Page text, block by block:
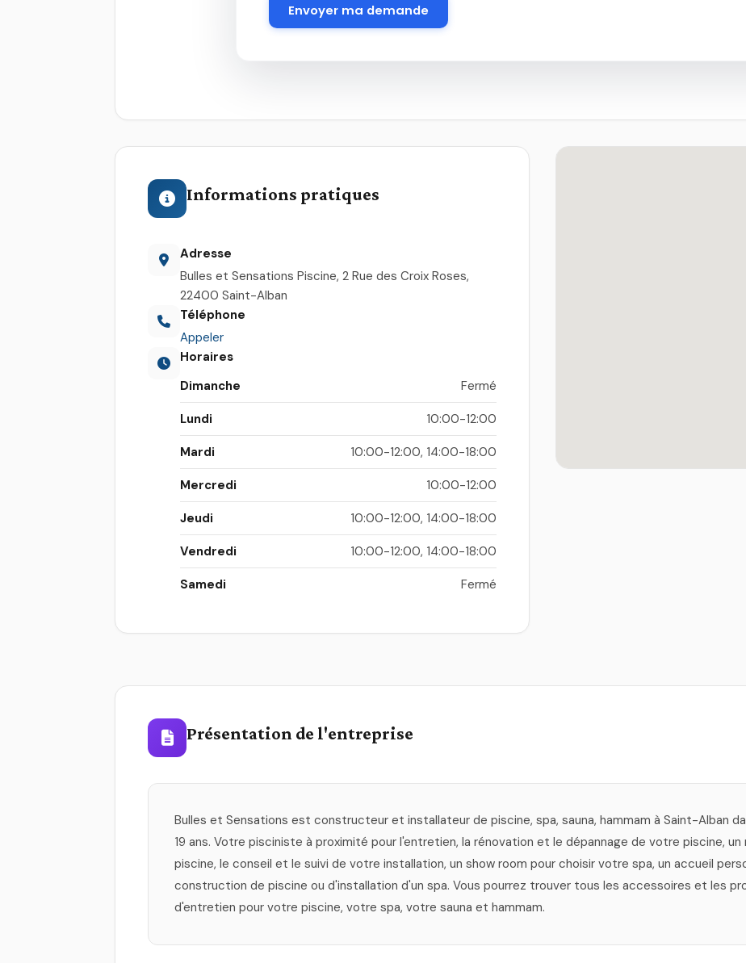
Envoyer ma demande
Informations pratiques
Adresse
Bulles et Sensations Piscine, 2 Rue des Croix Roses,
22400 Saint-Alban
Téléphone
Appeler
Horaires
Dimanche
Fermé
Lundi 10:00-12:00
Mardi 10:00-12:00, 14:00-18:00
Mercredi 10:00-12:00
Jeudi 10:00-12:00, 14:00-18:00
Vendredi 10:00-12:00, 14:00-18:00
Samedi Fermé
Présentation de l'entreprise
Bulles et Sensations est constructeur et installateur de piscine, spa, sauna, hammam à Saint-Alban
19 ans. Votre pisciniste à proximité pour l'entretien, la rénovation et le dépannage de votre piscine,
piscine, le conseil et le suivi de votre installation, un show room pour choisir votre spa, un accueil
construction de piscine ou d'installation d'un spa. Vous pourrez trouver tous les accessoires et les
d'entretien pour votre piscine, votre spa, votre sauna et hammam.